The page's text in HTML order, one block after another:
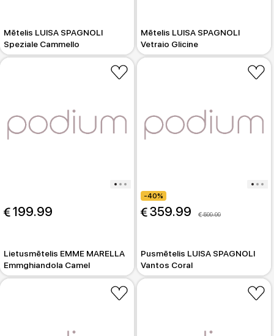
Mētelis LUISA SPAGNOLI
Speziale Cammello
Mētelis LUISA SPAGNOLI
Vetraio Glicine
199.99
Lietusmētelis EMME MARELLA
Emmghiandola Camel
-40%
359.99 599.99
Pusmētelis LUISA SPAGNOLI
Vantos Coral